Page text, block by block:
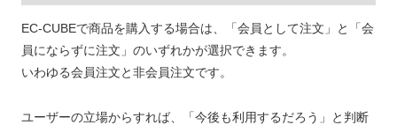
EC-CUBEで商品を購入する場合は、「会員として注文」と「会
員にならずに注文」のいずれかが選択できます。
いわゆる会員注文と非会員注文です。
ユーザーの立場からすれば、「今後も利用するだろう」と判断